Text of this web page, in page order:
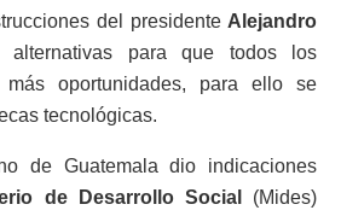
del presidenteAlejandro
alternativas para que todos los
más oportunidades, para ello se
tecnológicas.
de Guatemala dio indicaciones
de Desarrollo Social
(Mides)